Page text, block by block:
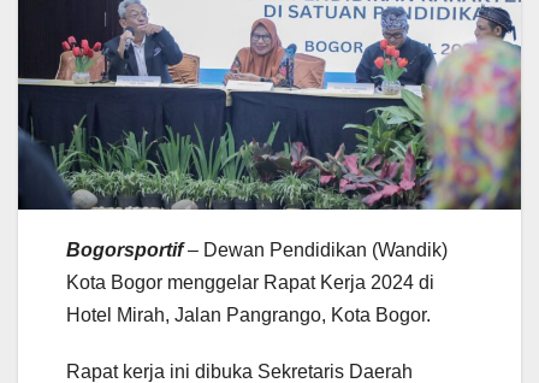
Bogorsportif– Dewan Pendidikan (Wandik)
Kota Bogor menggelar Rapat Kerja 2024 di
Hotel Mirah, Jalan Pangrango, Kota Bogor.
Rapat kerja ini dibuka Sekretaris Daerah